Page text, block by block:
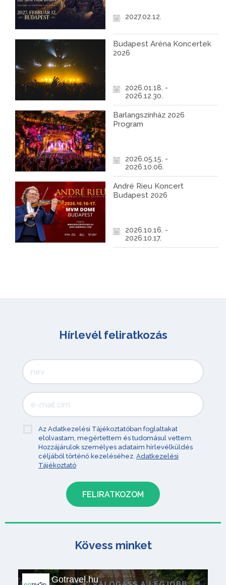
2027.02.12.
Budapest Aréna Koncertek
2026
2026.01.18. -
2026.12.30.
Barlangszínház 2026
Program
2026.05.15. -
2026.10.06.
André Rieu Koncert
Budapest 2026
2026.10.16. -
2026.10.17.
Hírlevél feliratkozás
Az Adatkezelési Tájékoztatóban foglaltakat
elolvastam, megértettem és tudomásul vettem.
Hozzájárulok személyes adataim hírlevélküldés
céljából történő kezeléséhez. Adatkezelési
Tájékoztató
Kövess minket
Gotravel.hu